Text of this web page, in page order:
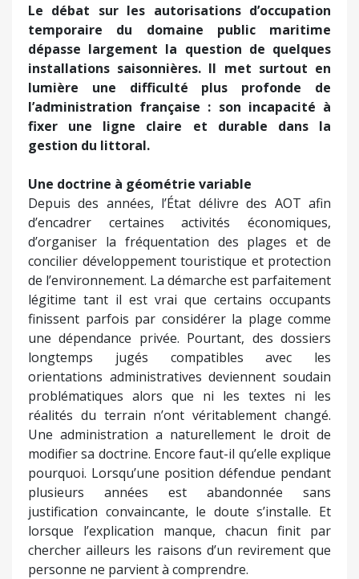
Le débat sur les autorisations d’occupation
temporaire du domaine public maritime
dépasse largement la question de quelques
installations saisonnières. Il met surtout en
lumière une difficulté plus profonde de
l’administration française : son incapacité à
fixer une ligne claire et durable dans la
gestion du littoral.
Une doctrine à géométrie variable
Depuis des années, l’État délivre des AOT afin
d’encadrer certaines activités économiques,
d’organiser la fréquentation des plages et de
concilier développement touristique et protection
de l’environnement. La démarche est parfaitement
légitime tant il est vrai que certains occupants
finissent parfois par considérer la plage comme
une dépendance privée. Pourtant, des dossiers
longtemps jugés compatibles avec les
orientations administratives deviennent soudain
problématiques alors que ni les textes ni les
réalités du terrain n’ont véritablement changé.
Une administration a naturellement le droit de
modifier sa doctrine. Encore faut-il qu’elle explique
pourquoi. Lorsqu’une position défendue pendant
plusieurs années est abandonnée sans
justification convaincante, le doute s’installe. Et
lorsque l’explication manque, chacun finit par
chercher ailleurs les raisons d’un revirement que
personne ne parvient à comprendre.